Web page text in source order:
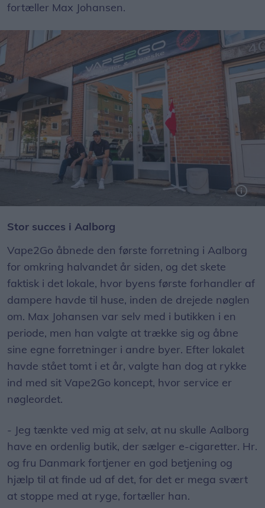
fortæller Max Johansen.
Stor succes i Aalborg
Vape2Go åbnede den første forretning i Aalborg
for omkring halvandet år siden, og det skete
faktisk i det lokale, hvor byens første forhandler af
dampere havde til huse, inden de drejede nøglen
om. Max Johansen var selv med i butikken i en
periode, men han valgte at trække sig og åbne
sine egne forretninger i andre byer. Efter lokalet
havde stået tomt i et år, valgte han dog at rykke
ind med sit Vape2Go koncept, hvor service er
nøgleordet.
- Jeg tænkte ved mig at selv, at nu skulle Aalborg
have en ordenlig butik, der sælger e-cigaretter. Hr.
og fru Danmark fortjener en god betjening og
hjælp til at finde ud af det, for det er mega svært
at stoppe med at ryge, fortæller han.